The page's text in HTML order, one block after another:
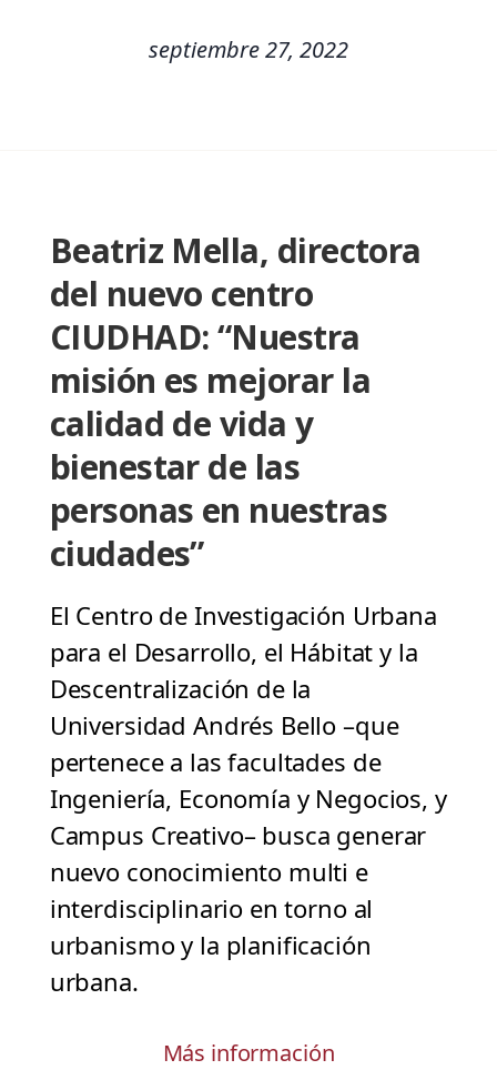
septiembre 27, 2022
Beatriz Mella, directora
del nuevo centro
CIUDHAD: “Nuestra
misión es mejorar la
calidad de vida y
bienestar de las
personas en nuestras
ciudades”
El Centro de Investigación Urbana
para el Desarrollo, el Hábitat y la
Descentralización de la
Universidad Andrés Bello –que
pertenece a las facultades de
Ingeniería, Economía y Negocios, y
Campus Creativo– busca generar
nuevo conocimiento multi e
interdisciplinario en torno al
urbanismo y la planificación
urbana.
Más información